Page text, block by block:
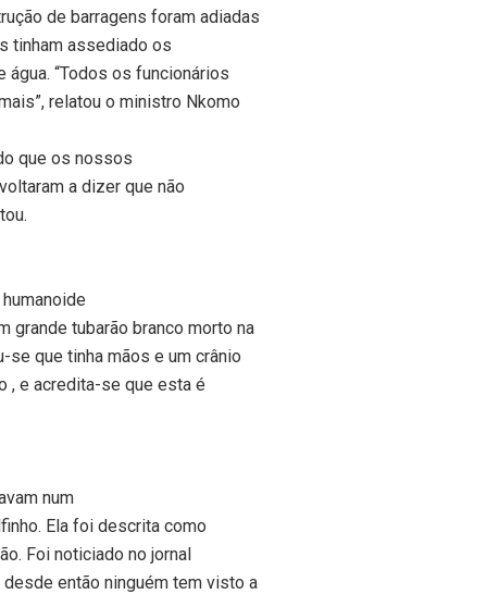
de barragens foram adiadas
tinham assediado os
“Todos os funcionários
relatou o ministro Nkomo
que os nossos
a dizer que não
grande tubarão branco morto na
que tinha mãos e um crânio
, e acredita-se que esta é
num
Ela foi descrita como
Foi noticiado no jornal
então ninguém tem visto a